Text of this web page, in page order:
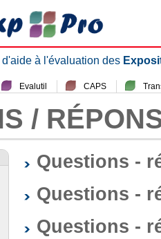
à l'évaluation des
Evalutil CAPS
/
Questions -
Questions -
Questions -